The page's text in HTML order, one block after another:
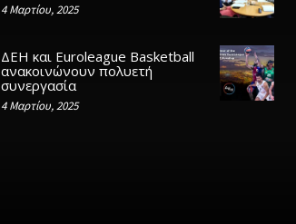
4 Μαρτίου, 2025
ΔΕΗ και Euroleague Basketball
ανακοινώνουν πολυετή
συνεργασία
4 Μαρτίου, 2025